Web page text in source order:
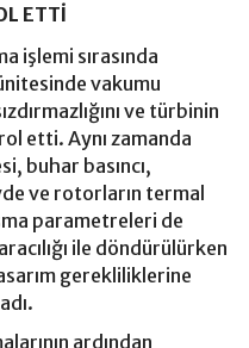
ETTİ
işlemi sırasında
vakumu
ve türbinin
etti. Aynı zamanda
buhar basıncı,
ve rotorların termal
parametreleri de
ile döndürülürken
gerekliliklerine
ardından